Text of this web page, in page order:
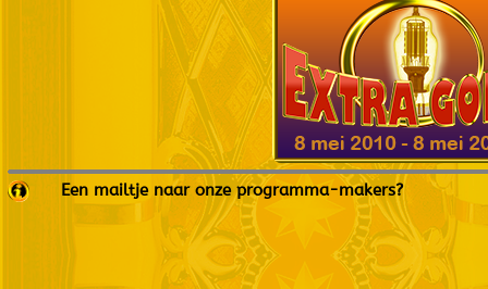
Een mailtje naar onze programma-makers?